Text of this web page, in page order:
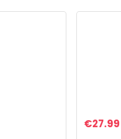
€27.99